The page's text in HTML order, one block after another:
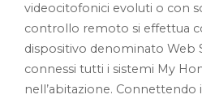
videocitofonici evoluti o con
controllo remoto si effettua
dispositivo denominato Web
connessi tutti i sistemi My
nell’abitazione. Connettendo